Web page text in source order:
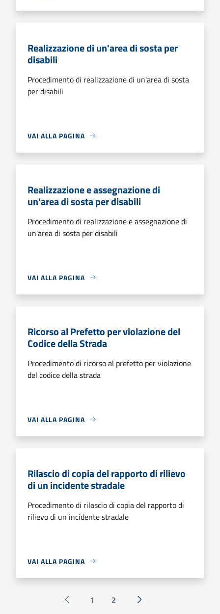
Realizzazione di un'area di sosta per
disabili
Procedimento di realizzazione di un'area di sosta
per disabili
VAI ALLA PAGINA
Realizzazione e assegnazione di
un'area di sosta per disabili
Procedimento di realizzazione e assegnazione di
un'area di sosta per disabili
VAI ALLA PAGINA
Ricorso al Prefetto per violazione del
Codice della Strada
Procedimento di ricorso al prefetto per violazione
del codice della strada
VAI ALLA PAGINA
Rilascio di copia del rapporto di rilievo
di un incidente stradale
Procedimento di rilascio di copia del rapporto di
rilievo di un incidente stradale
VAI ALLA PAGINA
Pagina precedente
1 2 Successiva »